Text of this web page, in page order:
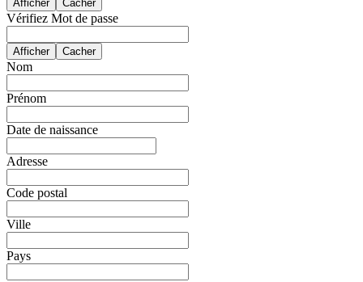
Afficher Cacher
Vérifiez Mot de passe
Afficher Cacher
Nom
Prénom
Date de naissance
Adresse
Code postal
Ville
Pays